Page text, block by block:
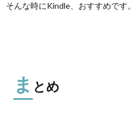
そんな時にKindle、おすすめです。
ま とめ